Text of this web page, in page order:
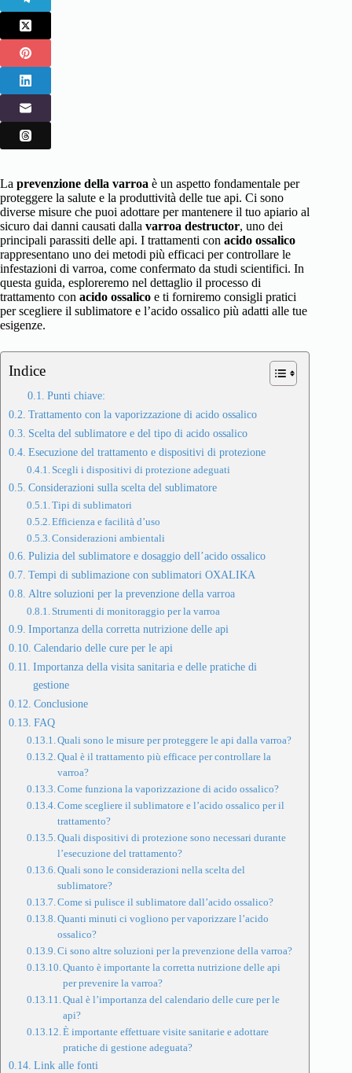
La prevenzione della varroa è un aspetto fondamentale per
proteggere la salute e la produttività delle tue api. Ci sono
diverse misure che puoi adottare per mantenere il tuo apiario al
sicuro dai danni causati dalla varroa destructor, uno dei
principali parassiti delle api. I trattamenti con acido ossalico
rappresentano uno dei metodi più efficaci per controllare le
infestazioni di varroa, come confermato da studi scientifici. In
questa guida, esploreremo nel dettaglio il processo di
trattamento con acido ossalico e ti forniremo consigli pratici
per scegliere il sublimatore e l’acido ossalico più adatti alle tue
esigenze.
Indice
Punti chiave:
Trattamento con la vaporizzazione di acido ossalico
Scelta del sublimatore e del tipo di acido ossalico
Esecuzione del trattamento e dispositivi di protezione
Scegli i dispositivi di protezione adeguati
Considerazioni sulla scelta del sublimatore
Tipi di sublimatori
Efficienza e facilità d’uso
Considerazioni ambientali
Pulizia del sublimatore e dosaggio dell’acido ossalico
Tempi di sublimazione con sublimatori OXALIKA
Altre soluzioni per la prevenzione della varroa
Strumenti di monitoraggio per la varroa
Importanza della corretta nutrizione delle api
Calendario delle cure per le api
Importanza della visita sanitaria e delle pratiche di
gestione
Conclusione
FAQ
Quali sono le misure per proteggere le api dalla varroa?
Qual è il trattamento più efficace per controllare la
varroa?
Come funziona la vaporizzazione di acido ossalico?
Come scegliere il sublimatore e l’acido ossalico per il
trattamento?
Quali dispositivi di protezione sono necessari durante
l’esecuzione del trattamento?
Quali sono le considerazioni nella scelta del
sublimatore?
Come si pulisce il sublimatore dall’acido ossalico?
Quanti minuti ci vogliono per vaporizzare l’acido
ossalico?
Ci sono altre soluzioni per la prevenzione della varroa?
Quanto è importante la corretta nutrizione delle api
per prevenire la varroa?
Qual è l’importanza del calendario delle cure per le
api?
È importante effettuare visite sanitarie e adottare
pratiche di gestione adeguata?
Link alle fonti